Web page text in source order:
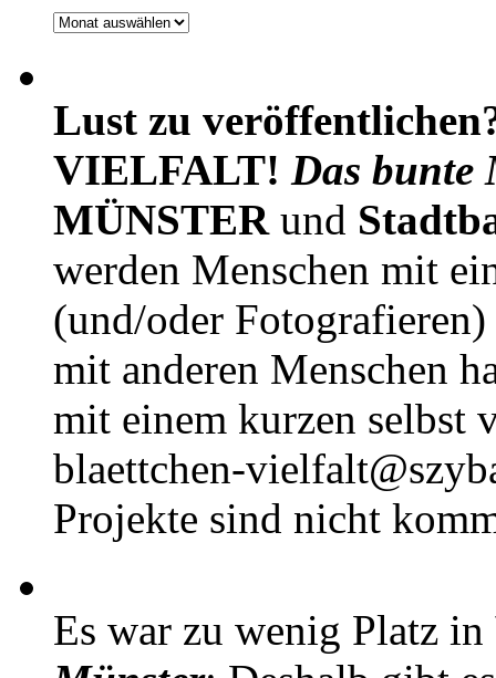
Archiv
Lust zu
VIELFALT! Das bunte
MÜNSTERund
werden Menschen mit
(und/oder
mit anderen Menschen
mit einem kurzen selbst
blaettchen-
Projekte sind nicht
Es war zu wenig Platz in